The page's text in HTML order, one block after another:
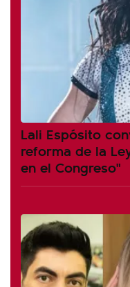
Lali Espósito
reforma de la
en el Congreso"